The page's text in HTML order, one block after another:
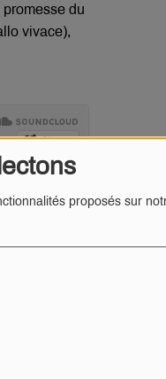
proposés sur
du
vivace),